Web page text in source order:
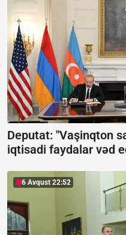
Deputat: "Vaşinqton
iqtisadi faydalar vəd
6 Avqust 22:52